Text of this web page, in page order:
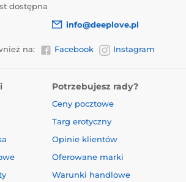
dostępna
info@deeplove.pl
na: Facebook Instagram
Potrzebujesz rady?
Ceny pocztowe
Targ erotyczny
Opinie klientów
Oferowane marki
Warunki handlowe